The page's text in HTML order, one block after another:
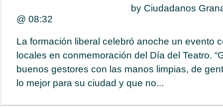
by Ciudadanos
@ 08:32
La formación liberal celebró anoche un evento
locales en conmemoración del Día del Teatro.
buenos gestores con las manos limpias, de
lo mejor para su ciudad y que no...